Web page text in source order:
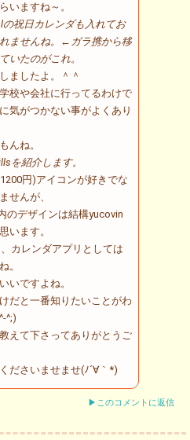
いますね～。
の祝日カレンダも入れてお
ませんね。←ガラ携から移
いたのがこれ。
ましたよ。＾＾
校や会社に行ってるわけで
気がつかない事がよくあり
んね。
を紹介します。
円)アイコンが好きでな
せんが、
のデザインは結構yucovin
います。
カレンダアプリとしては
。
いですよね。
だと一番知りたいことがわ
^;)
えて下さってありがとうご
ださいませませ(ﾉ´∀｀*)
▶このコメントに返信